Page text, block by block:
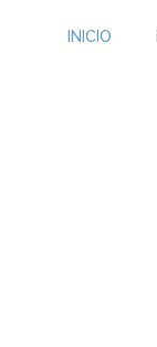
INICIO